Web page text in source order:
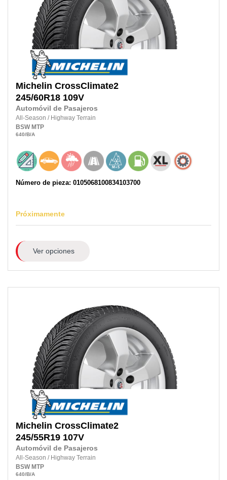
Michelin CrossClimate2
245/60R18 109V
Automóvil de Pasajeros
All-Season / Highway Terrain
BSW MTP
640/B/A
Número de pieza: 0105068100834103700
Próximamente
Ver opciones
Michelin CrossClimate2
245/55R19 107V
Automóvil de Pasajeros
All-Season / Highway Terrain
BSW MTP
640/B/A